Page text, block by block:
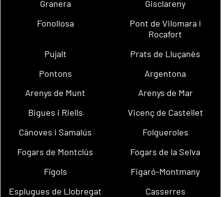
Granera
Gisclareny
Fonollosa
Pont de Vilomara i
Rocafort
Pujalt
Prats de Lluçanès
Pontons
Argentona
Arenys de Munt
Arenys de Mar
Bigues i Riells
Vicenç de Castellet
Cànoves i Samalús
Folgueroles
Fogars de Montclús
Fogars de la Selva
Fígols
Figaró-Montmany
Esplugues de Llobregat
Casserres